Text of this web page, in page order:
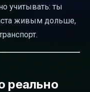
учитывать: ты
живым дольше,
реально